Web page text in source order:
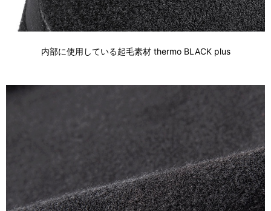
内部に使用している起毛素材 thermo BLACK plus